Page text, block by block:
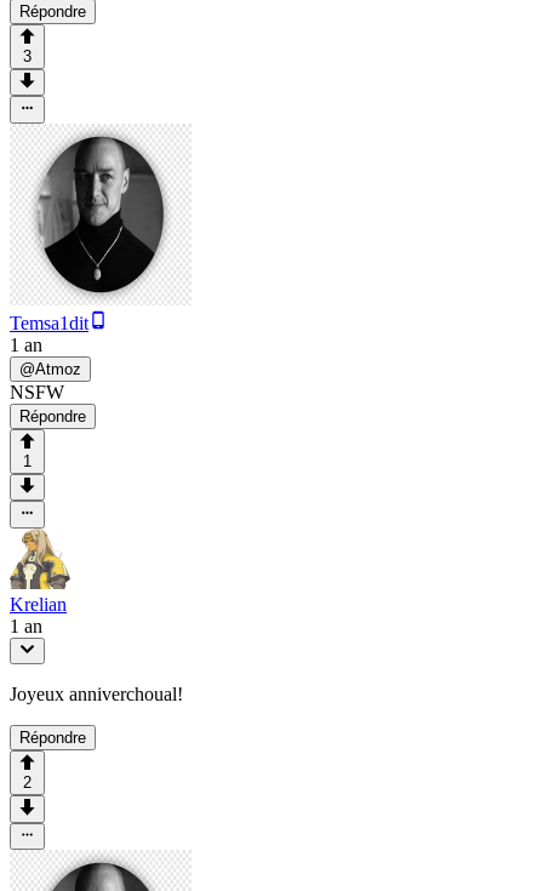
Répondre
3
Temsa1dit
1 an
@Atmoz
NSFW
Répondre
1
Krelian
1 an
Joyeux anniverchoual!
Répondre
2